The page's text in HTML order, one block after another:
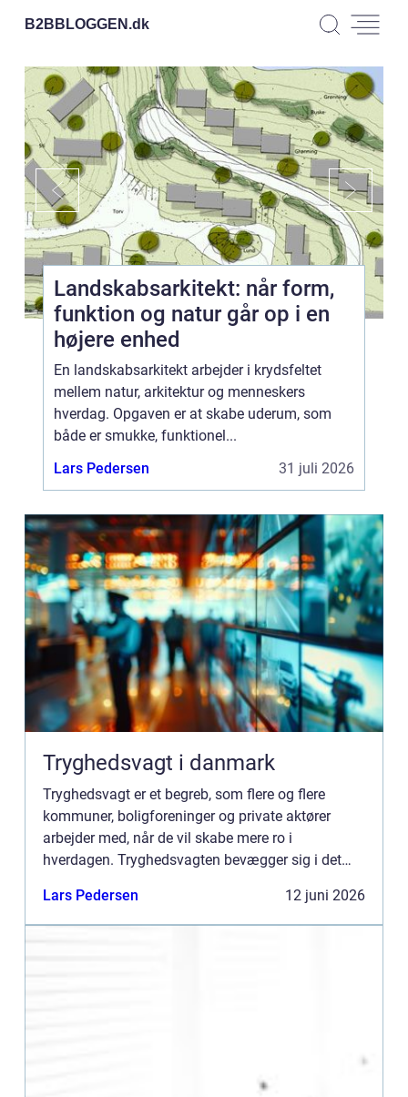
B2BBLOGGEN.dk
Landskabsarkitekt: når form,
funktion og natur går op i en
højere enhed
En landskabsarkitekt arbejder i krydsfeltet
mellem natur, arkitektur og menneskers
hverdag. Opgaven er at skabe uderum, som
både er smukke, funktionel...
Lars Pedersen
31 juli 2026
Tryghedsvagt i danmark
Tryghedsvagt er et begreb, som flere og flere
kommuner, boligforeninger og private aktører
arbejder med, når de vil skabe mere ro i
hverdagen. Tryghedsvagten bevægger sig i det
og miljø, frem for kun ...
Lars Pedersen 12 juni 2026